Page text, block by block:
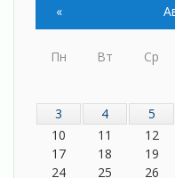
Добровольцы
05 августа 2026
С заботой о
Лучшая из лучших
05 августа 2026
Пульс региона
05 августа 2026
«
Пн Вт Ср
3
4 5
10
11 12
17
18 19
24
25 26